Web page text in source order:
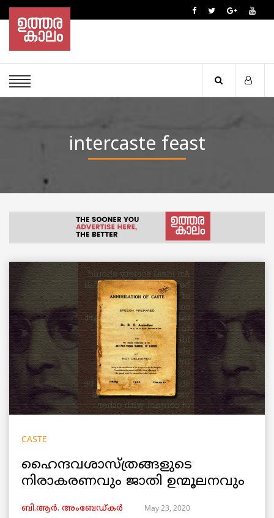
intercaste feast
CASTE
ഹൈന്ദവശാസ്ത്രങ്ങളുടെ
നിരാകരണവും ജാതി ഉന്മൂലനവും
ബി.ആർ. അംബേഡ്കർ May 23, 2020